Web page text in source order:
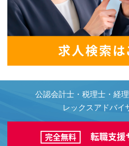
公認会計士・税理士・経
レックスアドバイ
完全無料 転職支援